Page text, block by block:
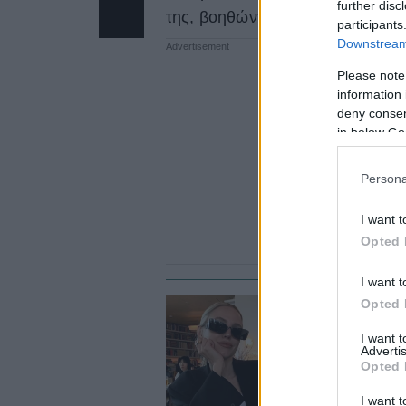
further
Please
information
deny
in below
I want
Opted
I want
Opted
I want
Opted
I want
της, βοηθώντας την με αυτόν